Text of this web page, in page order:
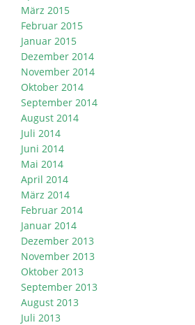
März 2015
Februar 2015
Januar 2015
Dezember 2014
November 2014
Oktober 2014
September 2014
August 2014
Juli 2014
Juni 2014
Mai 2014
April 2014
März 2014
Februar 2014
Januar 2014
Dezember 2013
November 2013
Oktober 2013
September 2013
August 2013
Juli 2013